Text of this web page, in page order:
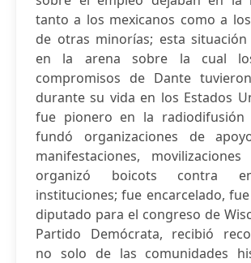
tanto a los mexicanos como a
de otras minorías; esta
en la arena sobre la cual
compromisos de Dante
durante su vida en los Estados
fue pionero en la radiodifusión
fundó organizaciones de
manifestaciones,
organizó boicots contra
instituciones; fue encarcelado,
diputado para el congreso de
Partido Demócrata, recibió
no solo de las comunidades